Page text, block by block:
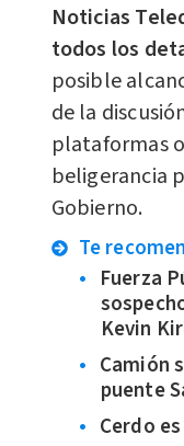
Noticias
todos los
posible
de la
plataformas
beligerancia
Gobierno.
Te
Fuerza
Kevin
Camión
puente
Cerdo